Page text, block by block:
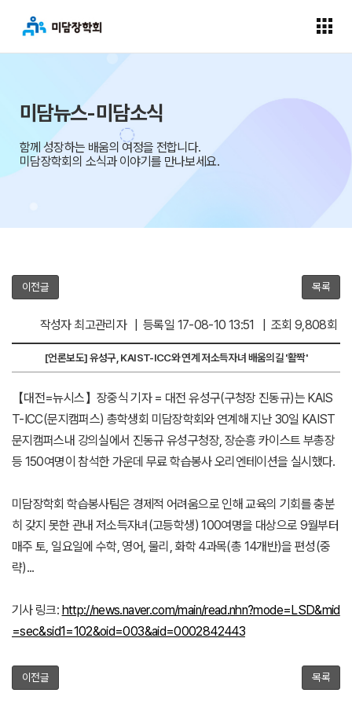
미담뉴스-미담소식
함께 성장하는 배움의 여정을 전합니다.
미담장학회의 소식과 이야기를 만나보세요.
이전글 목록
작성자 최고관리자 | 등록일 17-08-10 13:51 | 조회 9,808회
[언론보도] 유성구, KAIST-ICC와 연계 저소득자녀 배움의길 '활짝'
【대전=뉴시스】장중식 기자 = 대전 유성구(구청장 진동규)는 KAIS
T- ICC(문지캠퍼스) 총학생회 미담장학회와 연계해 지난 30일 KAIST
문지캠퍼스내 강의실에서 진동규 유성구청장, 장순흥 카이스트 부총장
등 150여명이 참석한 가운데 무료 학습봉사 오리엔테이션을 실시했다.
미담장학회 학습봉사팀은 경제적 어려움으로 인해 교육의 기회를 충분
히 갖지 못한 관내 저소득자녀(고등학생) 100여명을 대상으로 9월부터
매주 토, 일요일에 수학, 영어, 물리, 화학 4과목(총 14개반)을 편성(중
략)...
기사 링크: http://news.naver.com/main/read.nhn?mode=LSD&mid
=sec&sid1=102&oid=003&aid=0002842443
이전글 목록